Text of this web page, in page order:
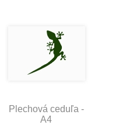
Plechová ceduľa -
A4